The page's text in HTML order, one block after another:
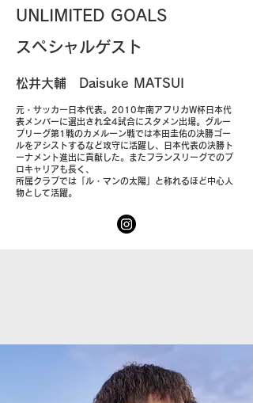
UNLIMITED GOALS
​スペシャルゲスト
松井大輔 Daisuke MATSUI
元・サッカー日本代表。2010年南アフリカW杯日本代
表メンバーに選出され全4試合にスタメン出場。グルー
プリーグ第1戦のカメルーン戦では本田圭佑の決勝ゴー
ルをアシストするなど攻守に活躍し、日本代表の決勝ト
ーナメント進出に貢献した。またフランスリーグでのプ
ロキャリアも長く、
所属クラブでは「ル・マンの太陽」と称れるほど中心人
物として活躍。